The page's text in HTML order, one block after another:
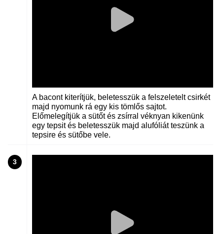
A bacont kiterítjük, beletesszük a felszeletelt csirkét
majd nyomunk rá egy kis tömlős sajtot.
Előmelegítjük a sütőt és zsírral véknyan kikenünk
egy tepsit és beletesszük majd alufóliát teszünk a
tepsire és sütőbe vele.
3